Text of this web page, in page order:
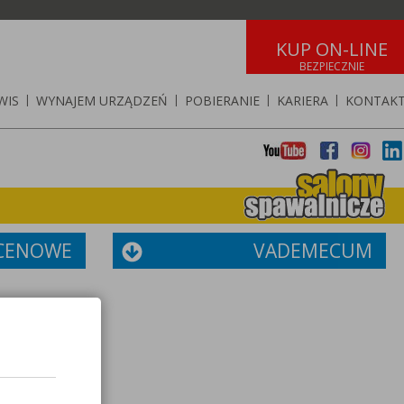
KUP ON-LINE
| WYNAJEM URZĄDZEŃ | POBIERANIE | KARIERA |
VADEMECUM